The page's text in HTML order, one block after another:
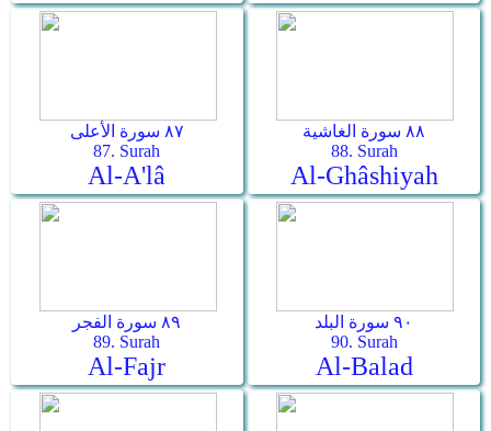
٨٧ سورة الأعلى
87. Surah
Al-A'lâ
٨٨ سورة الغاشية
88. Surah
Al-Ghâshiyah
٨٩ سورة الفجر
89. Surah
Al-Fajr
٩٠ سورة البلد
90. Surah
Al-Balad